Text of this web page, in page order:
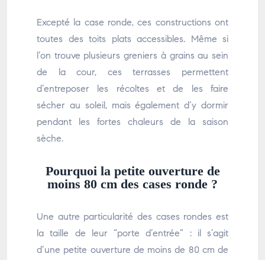
Excepté la case ronde, ces constructions ont
toutes des toits plats accessibles. Même si
l’on trouve plusieurs greniers à grains au sein
de la cour, ces terrasses permettent
d’entreposer les récoltes et de les faire
sécher au soleil, mais également d’y dormir
pendant les fortes chaleurs de la saison
sèche.
Pourquoi la petite ouverture de
moins 80 cm des cases ronde ?
Une autre particularité des cases rondes est
la taille de leur “porte d’entrée” : il s’agit
d’une petite ouverture de moins de 80 cm de